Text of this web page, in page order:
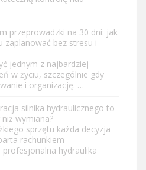
przeprowadzki na 30 dni: jak
zaplanować bez stresu i
jednym z najbardziej
w życiu, szczególnie gdy
i organizację. …
silnika hydraulicznego to
wymiana?
sprzętu każda decyzja
rachunkiem
hydraulika